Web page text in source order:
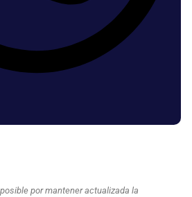
por mantener actualizada la